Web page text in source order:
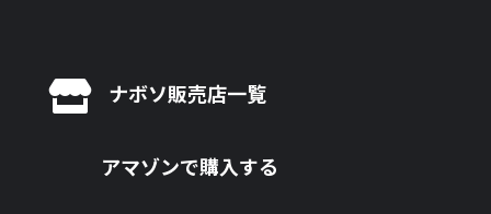
 ナボソ販売店一覧
アマゾンで購入する